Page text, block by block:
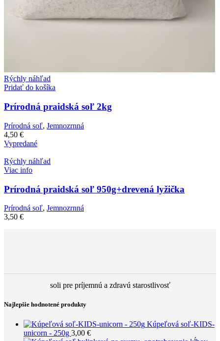
Rýchly náhľad
Pridať do košíka
Prírodná praidská soľ 2kg
Prírodná soľ, Jemnozrnná
4,50 €
Vypredané
Rýchly náhľad
Viac info
Prírodná praidská soľ 950g+drevená lyžička
Prírodná soľ, Jemnozrnná
3,50 €
soli pre príjemnú a zdravú starostlivosť
Najlepšie hodnotené produkty
Kúpeľová soľ-KIDS-
unicorn - 250g 3,00 €